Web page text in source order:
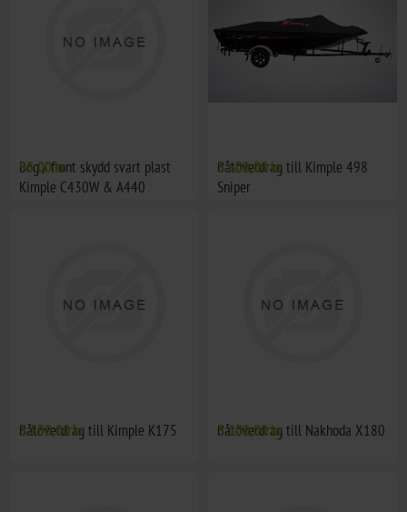
Bog / front skydd svart plast
Kimple C430W & A440
95,00 kr
Båtöverdrag till Kimple 498
Sniper
3.600,00 kr
Båtöverdrag till Kimple K175
3.850,00 kr Båtöverdrag till Nakhoda X180
3.100,00 kr